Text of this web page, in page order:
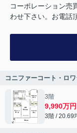
コーポレーション売
わせ下さい。お電話
コニファーコート・ロ
3階
9,990万円
3階 / 20.69